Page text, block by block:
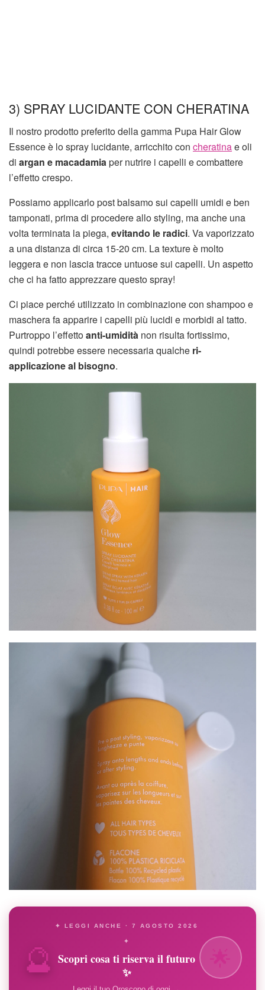
3) SPRAY LUCIDANTE CON CHERATINA
Il nostro prodotto preferito della gamma Pupa Hair Glow
Essence è lo spray lucidante, arricchito con cheratinae oli
di argan e macadamiaper nutrire i capelli e combattere
l’effetto crespo.
Possiamo applicarlo post balsamo sui capelli umidi e ben
tamponati, prima di procedere allo styling, ma anche una
volta terminata la piega, evitando le radici. Va vaporizzato
a una distanza di circa 15-20 cm. La texture è molto
leggera e non lascia tracce untuose sui capelli. Un aspetto
che ci ha fatto apprezzare questo spray!
Ci piace perché utilizzato in combinazione con shampoo e
maschera fa apparire i capelli più lucidi e morbidi al tatto.
Purtroppo l’effettoanti-umidità non risulta fortissimo,
quindi potrebbe essere necessaria qualche ri-
applicazione al bisogno.
🔮
✦ LEGGI ANCHE · 7 AGOSTO 2026
✦
Scopri cosa ti riserva il futuro
✨